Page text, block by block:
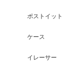
ポストイット
ケース
イレーサー